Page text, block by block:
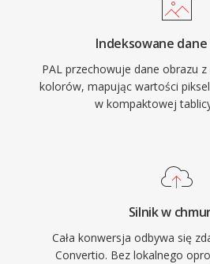
Indeksowane
PAL przechowuje dane obrazu
kolorów, mapując wartości
w kompaktowej
Silnik w
Cała konwersja odbywa się
Convertio. Bez lokalnego